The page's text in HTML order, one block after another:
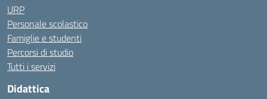
URP
Personale scolastico
Famiglie e studenti
Percorsi di studio
Tutti i servizi
Didattica